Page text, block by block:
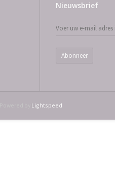
Nieuwsbrief
Abonneer
Lightspeed